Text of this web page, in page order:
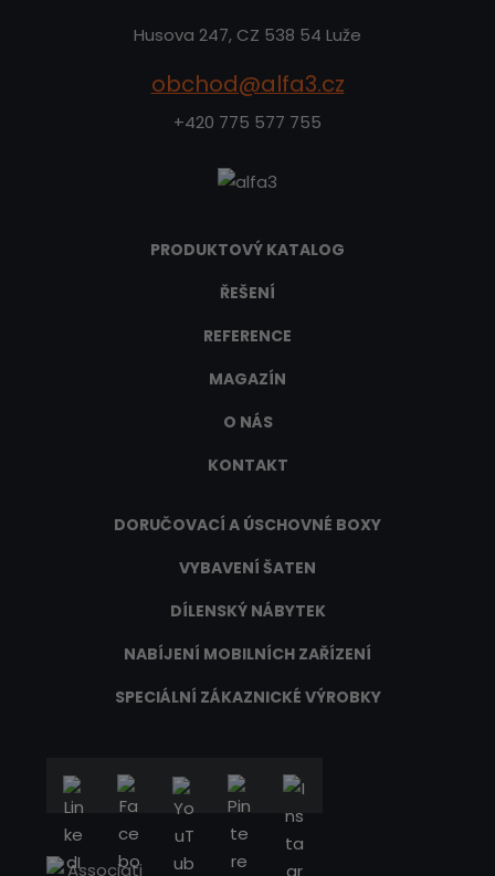
Husova 247, CZ 538 54 Luže
obchod@alfa3.cz
+420 775 577 755
PRODUKTOVÝ KATALOG
ŘEŠENÍ
REFERENCE
MAGAZÍN
O NÁS
KONTAKT
DORUČOVACÍ A ÚSCHOVNÉ BOXY
VYBAVENÍ ŠATEN
DÍLENSKÝ NÁBYTEK
NABÍJENÍ MOBILNÍCH ZAŘÍZENÍ
SPECIÁLNÍ ZÁKAZNICKÉ VÝROBKY